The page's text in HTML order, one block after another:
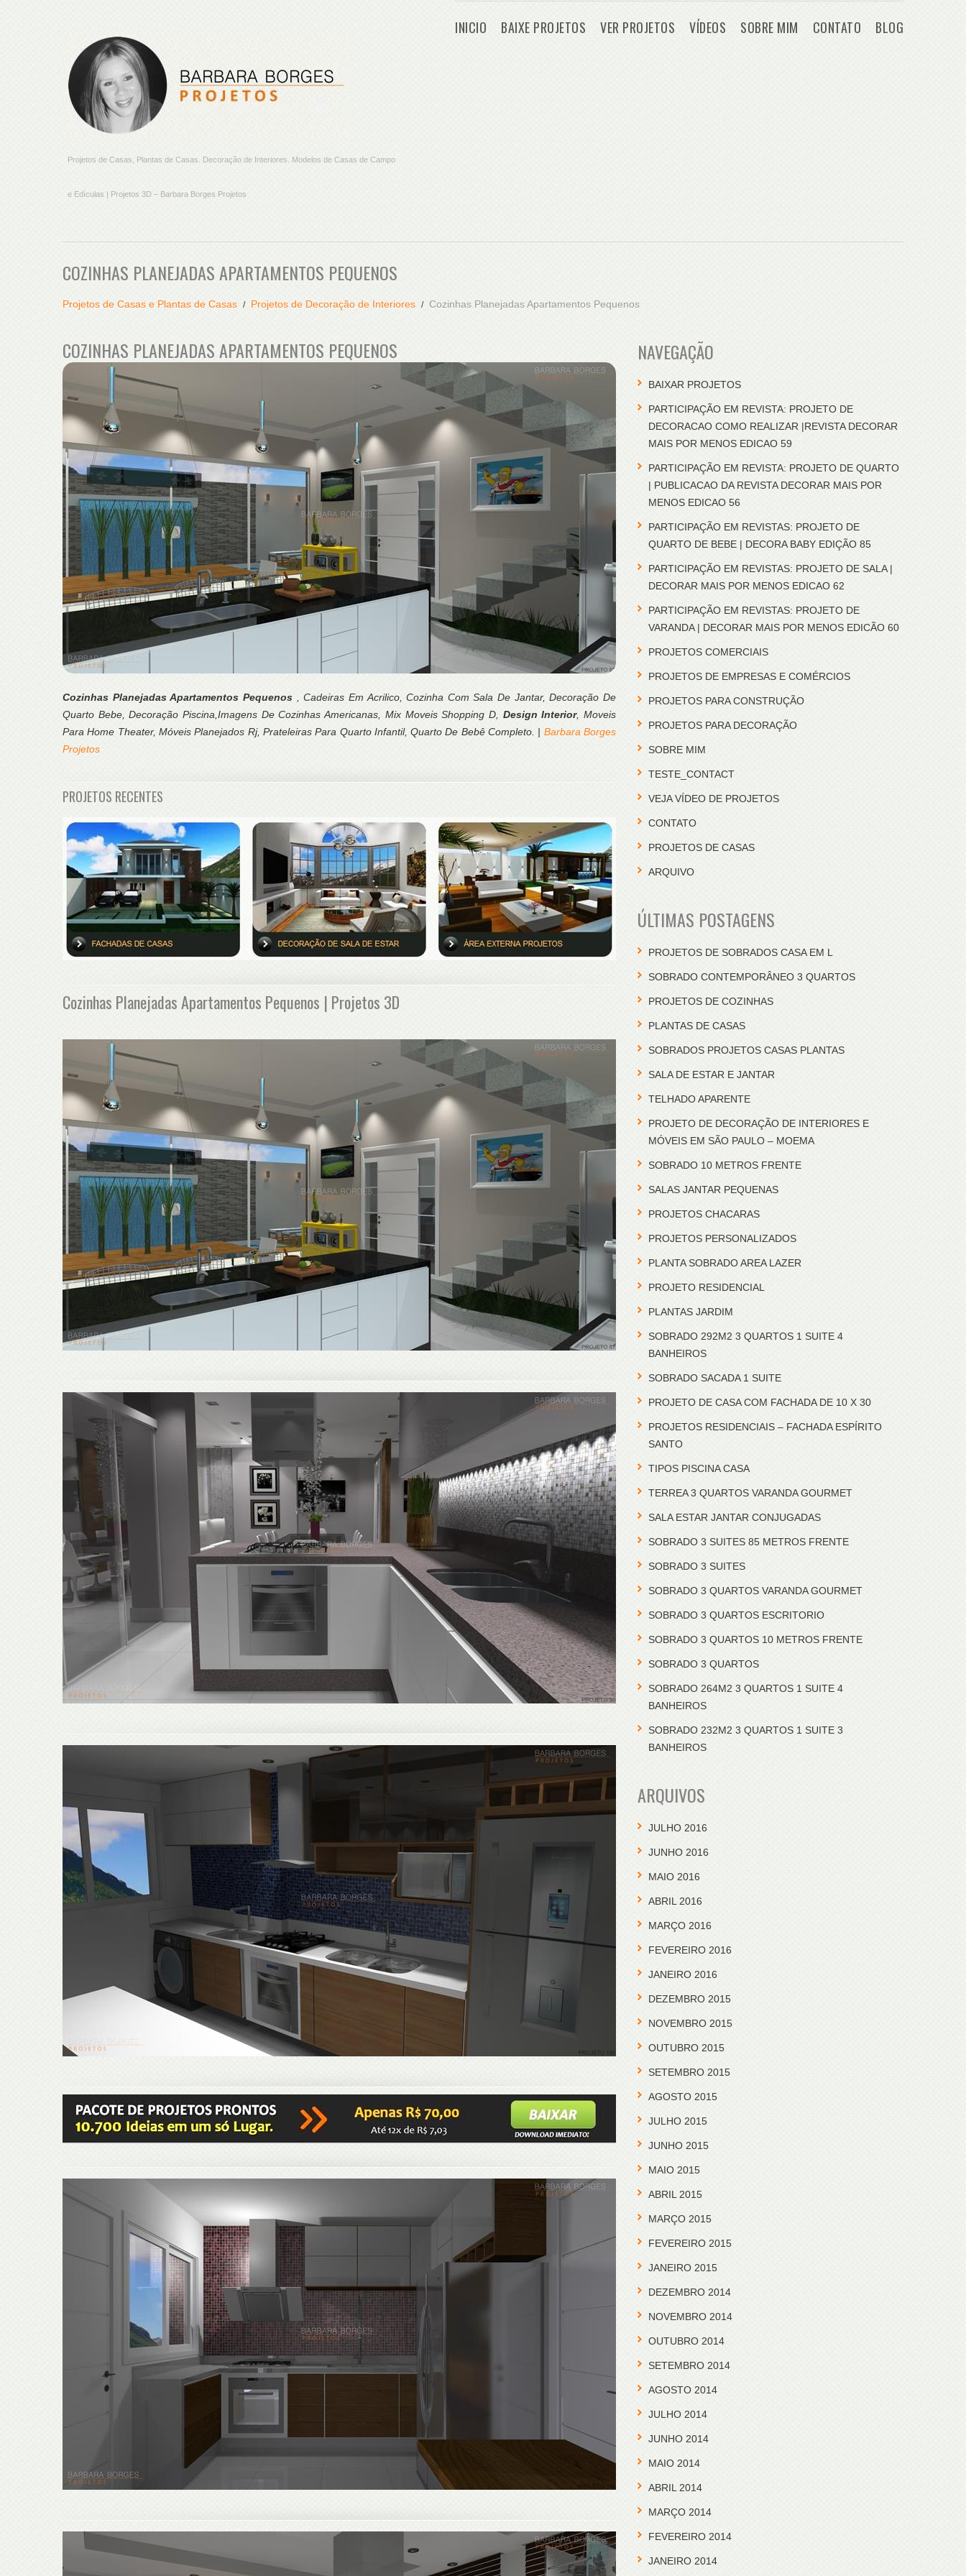
Projetos de Casas, Plantas de Casas. Decoração de Interiores. Modelos de Casas de Campo
e Edículas | Projetos 3D – Barbara Borges Projetos
INICIO BAIXE PROJETOS VER PROJETOS VÍDEOS SOBRE MIM CONTATO BLOG
COZINHAS PLANEJADAS APARTAMENTOS PEQUENOS
Projetos de Casas e Plantas de Casas Projetos de Decoração de Interiores Cozinhas Planejadas Apartamentos Pequenos
COZINHAS PLANEJADAS APARTAMENTOS PEQUENOS
Cozinhas Planejadas Apartamentos Pequenos
, Cadeiras Em Acrilico, Cozinha Com Sala De Jantar, Decoração De
Quarto Bebe, Decoração Piscina,Imagens De Cozinhas Americanas, Mix Moveis Shopping D, Design Interior, Moveis
Para Home Theater, Móveis Planejados Rj, Prateleiras Para Quarto Infantil, Quarto De Bebê Completo. | Barbara Borges
Projetos
PROJETOS RECENTES
Cozinhas Planejadas Apartamentos Pequenos | Projetos 3D
NAVEGAÇÃO
BAIXAR PROJETOS
PARTICIPAÇÃO EM REVISTA: PROJETO DE
DECORACAO COMO REALIZAR |REVISTA DECORAR
MAIS POR MENOS EDICAO 59
PARTICIPAÇÃO EM REVISTA: PROJETO DE QUARTO
| PUBLICACAO DA REVISTA DECORAR MAIS POR
MENOS EDICAO 56
PARTICIPAÇÃO EM REVISTAS: PROJETO DE
QUARTO DE BEBE | DECORA BABY EDIÇÃO 85
PARTICIPAÇÃO EM REVISTAS: PROJETO DE SALA |
DECORAR MAIS POR MENOS EDICAO 62
PARTICIPAÇÃO EM REVISTAS: PROJETO DE
VARANDA | DECORAR MAIS POR MENOS EDICÃO 60
PROJETOS COMERCIAIS
PROJETOS DE EMPRESAS E COMÉRCIOS
PROJETOS PARA CONSTRUÇÃO
PROJETOS PARA DECORAÇÃO
SOBRE MIM
TESTE_CONTACT
VEJA VÍDEO DE PROJETOS
CONTATO
PROJETOS DE CASAS
ARQUIVO
ÚLTIMAS POSTAGENS
PROJETOS DE SOBRADOS CASA EM L
SOBRADO CONTEMPORÂNEO 3 QUARTOS
PROJETOS DE COZINHAS
PLANTAS DE CASAS
SOBRADOS PROJETOS CASAS PLANTAS
SALA DE ESTAR E JANTAR
TELHADO APARENTE
PROJETO DE DECORAÇÃO DE INTERIORES E
MÓVEIS EM SÃO PAULO – MOEMA
SOBRADO 10 METROS FRENTE
SALAS JANTAR PEQUENAS
PROJETOS CHACARAS
PROJETOS PERSONALIZADOS
PLANTA SOBRADO AREA LAZER
PROJETO RESIDENCIAL
PLANTAS JARDIM
SOBRADO 292M2 3 QUARTOS 1 SUITE 4
BANHEIROS
SOBRADO SACADA 1 SUITE
PROJETO DE CASA COM FACHADA DE 10 X 30
PROJETOS RESIDENCIAIS – FACHADA ESPÍRITO
SANTO
TIPOS PISCINA CASA
TERREA 3 QUARTOS VARANDA GOURMET
SALA ESTAR JANTAR CONJUGADAS
SOBRADO 3 SUITES 85 METROS FRENTE
SOBRADO 3 SUITES
SOBRADO 3 QUARTOS VARANDA GOURMET
SOBRADO 3 QUARTOS ESCRITORIO
SOBRADO 3 QUARTOS 10 METROS FRENTE
SOBRADO 3 QUARTOS
SOBRADO 264M2 3 QUARTOS 1 SUITE 4
BANHEIROS
SOBRADO 232M2 3 QUARTOS 1 SUITE 3
BANHEIROS
ARQUIVOS
JULHO 2016
JUNHO 2016
MAIO 2016
ABRIL 2016
MARÇO 2016
FEVEREIRO 2016
JANEIRO 2016
DEZEMBRO 2015
NOVEMBRO 2015
OUTUBRO 2015
SETEMBRO 2015
AGOSTO 2015
JULHO 2015
JUNHO 2015
MAIO 2015
ABRIL 2015
MARÇO 2015
FEVEREIRO 2015
JANEIRO 2015
DEZEMBRO 2014
NOVEMBRO 2014
OUTUBRO 2014
SETEMBRO 2014
AGOSTO 2014
JULHO 2014
JUNHO 2014
MAIO 2014
ABRIL 2014
MARÇO 2014
FEVEREIRO 2014
JANEIRO 2014